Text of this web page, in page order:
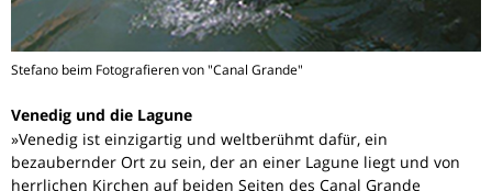
Stefano beim Fotografieren von "Canal Grande"
Venedig und die Lagune
»Venedig ist einzigartig und weltberühmt dafür, ein
bezaubernder Ort zu sein, der an einer Lagune liegt und von
herrlichen Kirchen auf beiden Seiten des Canal Grande